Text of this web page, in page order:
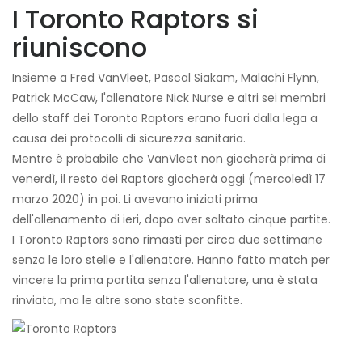
I Toronto Raptors si
riuniscono
Insieme a Fred VanVleet, Pascal Siakam, Malachi Flynn,
Patrick McCaw, l'allenatore Nick Nurse e altri sei membri
dello staff dei Toronto Raptors erano fuori dalla lega a
causa dei protocolli di sicurezza sanitaria.
Mentre è probabile che VanVleet non giocherà prima di
venerdì, il resto dei Raptors giocherà oggi (mercoledì 17
marzo 2020) in poi. Li avevano iniziati prima
dell'allenamento di ieri, dopo aver saltato cinque partite.
I Toronto Raptors sono rimasti per circa due settimane
senza le loro stelle e l'allenatore. Hanno fatto match per
vincere la prima partita senza l'allenatore, una è stata
rinviata, ma le altre sono state sconfitte.